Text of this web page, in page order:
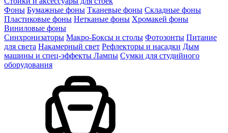
Фоны Бумажные фоны Тканевые фоны Складные фоны
Пластиковые фоны Нетканые фоны Хромакей фоны
Виниловые фоны
Синхронизаторы Макро-Боксы и столы Фотозонты Питание
для света Накамерный свет Рефлекторы и насадки Дым
машины и спец-эффекты Лампы Сумки для студийного
оборудования